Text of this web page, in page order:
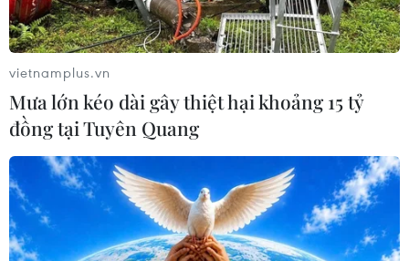
vietnamplus.vn
Mưa lớn kéo dài gây thiệt hại khoảng 15 tỷ
đồng tại Tuyên Quang